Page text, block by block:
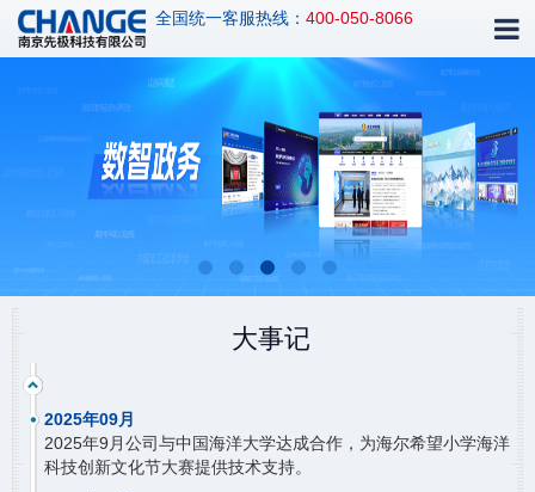
全国统一客服热线： 400-050-8066
大事记
2025年09月
2025年9月公司与中国海洋大学达成合作，为海尔希望小学海洋
科技创新文化节大赛提供技术支持。